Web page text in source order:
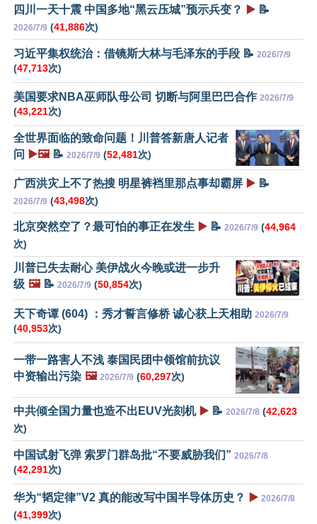
四川一天十震 中国多地“黑云压城”预示兵变？ ▶️ 📝
2026/7/9 (41,886次)
习近平集权统治：借镜斯大林与毛泽东的手段 📝 2026/7/9
(47,713次)
美国要求NBA巫师队母公司 切断与阿里巴巴合作 2026/7/9
(43,221次)
全世界面临的致命问题！川普答新唐人记者
问 ▶️🖼️📝 2026/7/9 (52,481次)
广西洪灾上不了热搜 明星裤裆里那点事却霸屏 ▶️ 📝
2026/7/9 (43,498次)
北京突然空了？最可怕的事正在发生 ▶️ 📝 2026/7/9 (44,964
次)
川普已失去耐心 美伊战火今晚或进一步升
级 🖼️📝 2026/7/9 (50,854次)
天下奇谭 (604) ：秀才誓言修桥 诚心获上天相助 2026/7/9
(40,953次)
一带一路害人不浅 泰国民团中领馆前抗议
中资输出污染 🖼️ 2026/7/9 (60,297次)
中共倾全国力量也造不出EUV光刻机 ▶️ 📝 2026/7/8 (42,623
次)
中国试射飞弹 索罗门群岛批“不要威胁我们” 2026/7/8
(42,291次)
华为“韬定律”V2 真的能改写中国半导体历史？ ▶️ 2026/7/8
(41,399次)